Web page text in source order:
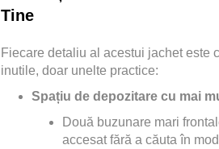
Tine
Fiecare detaliu al acestui jachet este
inutile, doar unelte practice:
Spațiu de depozitare cu mai
Două buzunare mari
accesat fără a căuta în